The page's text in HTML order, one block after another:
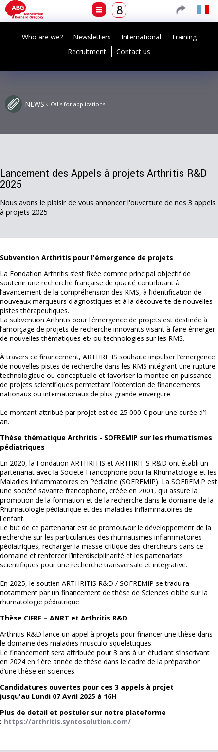
Who are we? Newsletters International
Training
Recruitment
Contact us
NEWS Calls for applications
Lancement des Appels à projets Arthritis R&D
2025
Nous avons le plaisir de vous annoncer l'ouverture de nos 3 appels
à projets 2025
Subvention Arthritis pour l'émergence de projets
La Fondation Arthritis s’est fixée comme principal objectif de
soutenir une recherche française de qualité contribuant à
l’avancement de la compréhension des RMS, à l’identification de
nouveaux marqueurs diagnostiques et à la découverte de nouvelles
pistes thérapeutiques.
La subvention Arthritis pour l’émergence de projets est destinée à
l’amorçage de projets de recherche innovants visant à faire émerger
de nouvelles thématiques et/ ou technologies sur les RMS.
À travers ce financement, ARTHRITIS souhaite impulser l’émergence
de nouvelles pistes de recherche dans les RMS intégrant une rupture
technologique ou conceptuelle et favoriser la montée en puissance
de projets scientifiques permettant l’obtention de financements
nationaux ou internationaux de plus grande envergure.
Le montant attribué par projet est de 25 000 € pour une durée d’1
an.
Thèse thématique Arthritis - SOFREMIP sur les rhumatismes
pédiatriques
En 2020, la Fondation ARTHRITIS et ARTHRITIS R&D ont établi un
partenariat avec la Société Francophone pour la Rhumatologie et les
Maladies Inflammatoires en Pédiatrie (SOFREMIP). La SOFREMIP est
une société savante francophone, créée en 2001, qui assure la
promotion de la formation et de la recherche dans le domaine de la
Rhumatologie pédiatrique et des maladies inflammatoires de
l'enfant.
Le but de ce partenariat est de promouvoir le développement de la
recherche sur les particularités des rhumatismes inflammatoires
pédiatriques, recharger la masse critique des chercheurs dans ce
domaine et renforcer l’interdisciplinarité et les partenariats
scientifiques pour une recherche transversale et intégrative.
En 2025, le soutien ARTHRITIS R&D / SOFREMIP se traduira
notamment par un financement de thèse de Sciences ciblée sur la
rhumatologie pédiatrique.
Thèse CIFRE – ANRT et Arthritis R&D
Arthritis R&D lance un appel à projets pour financer une thèse dans
le domaine des maladies musculo-squelettiques.
Le financement sera attribuée pour 3 ans à un étudiant s’inscrivant
en 2024 en 1ère année de thèse dans le cadre de la préparation
d’une thèse en sciences.
Candidatures ouvertes pour ces 3 appels à projet
jusqu'au Lundi 07 Avril 2025 à 16H
Plus de detail et postuler sur notre plateforme
: https://arthritis.syntosolution.com/